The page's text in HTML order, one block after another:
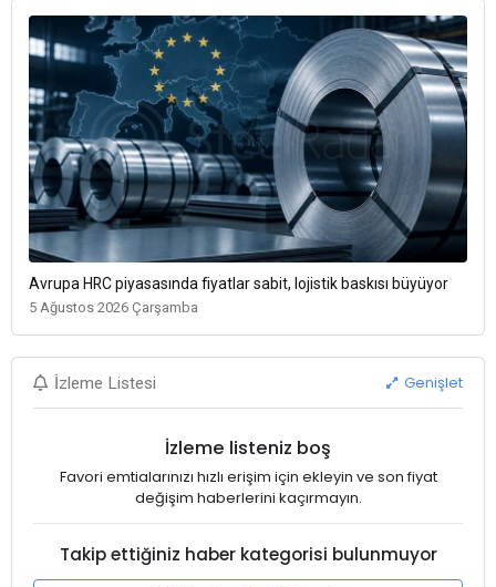
Avrupa HRC piyasasında fiyatlar sabit, lojistik baskısı büyüyor
5 Ağustos 2026 Çarşamba
İzleme Listesi Genişlet
İzleme listeniz boş
Favori emtialarınızı hızlı erişim için ekleyin ve son fiyat
değişim haberlerini kaçırmayın.
Takip ettiğiniz haber kategorisi bulunmuyor